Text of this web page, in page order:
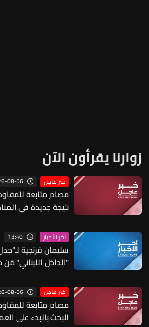
زوارنا يقرأون الآن
خبر عاجل 08-06
نتيجة جديدة في
تصر على التحقق في
آخر الأخبار 13:40
سليمان فرنجية
"الداخل اللبناني"
الخارج لم نستخدمها
على أي شخص
خبر عاجل 08-06
البحث بالبدء على